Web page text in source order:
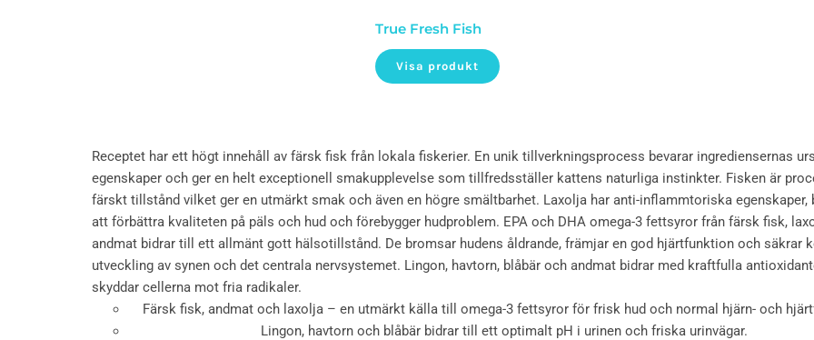
True Fresh Fish
Visa produkt
Receptet har ett högt innehåll av färsk fisk från lokala fiskerier. En unik tillverkningsprocess bevarar ingrediensernas
egenskaper och ger en helt exceptionell smakupplevelse som tillfredsställer kattens naturliga instinkter. Fisken är
färskt tillstånd vilket ger en utmärkt smak och även en högre smältbarhet. Laxolja har anti-inflammtoriska egenskaper,
att förbättra kvaliteten på päls och hud och förebygger hudproblem. EPA och DHA omega-3 fettsyror från färsk fisk,
andmat bidrar till ett allmänt gott hälsotillstånd. De bromsar hudens åldrande, främjar en god hjärtfunktion och säkrar
utveckling av synen och det centrala nervsystemet. Lingon, havtorn, blåbär och andmat bidrar med kraftfulla
skyddar cellerna mot fria radikaler.
Färsk fisk, andmat och laxolja – en utmärkt källa till omega-3 fettsyror för frisk hud och normal hjärn- och
Lingon, havtorn och blåbär bidrar till ett optimalt pH i urinen och friska urinvägar.